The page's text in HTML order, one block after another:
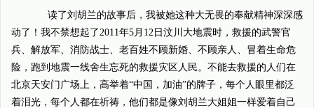
读了刘胡兰的故事后，我被她这种大无畏的奉献精神深深感
动了！我不禁想起了2011年5月12日汶川大地震时，救援的武警官
兵、解放军、消防战士、老百姓不顾新婚、不顾亲人、冒着生命危
险，跑到地震一线舍生忘死的救援灾区人民。不能去救援的人们在
北京天安门广场上，高举着“中国，加油”的牌子，每个人眼里都泛
着泪光，每个人都在祈祷，他们都是像刘胡兰大姐姐一样爱着自己